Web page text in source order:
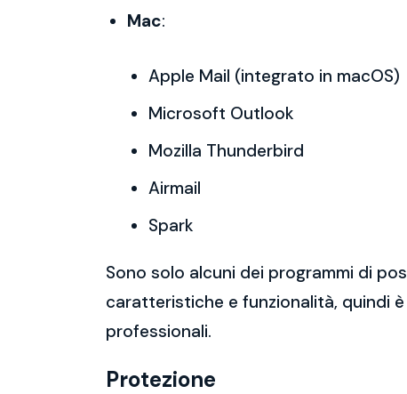
Mac:
Apple Mail (integrato in macOS)
Microsoft Outlook
Mozilla Thunderbird
Airmail
Spark
Sono solo alcuni dei programmi di
caratteristiche e funzionalità, quindi
professionali.
Protezione